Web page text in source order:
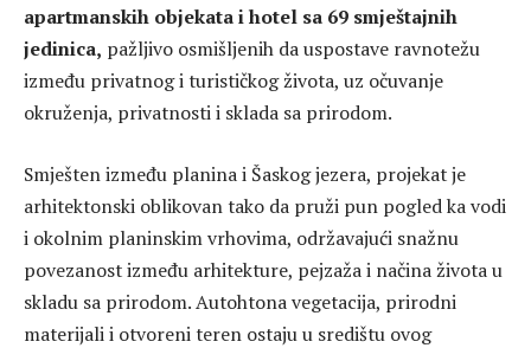
apartmanskih objekata i hotel sa 69 smještajnih
jedinica, pažljivo osmišljenih da uspostave ravnotežu
između privatnog i turističkog života, uz očuvanje
okruženja, privatnosti i sklada sa prirodom.
Smješten između planina i Šaskog jezera, projekat je
arhitektonski oblikovan tako da pruži pun pogled ka vodi
i okolnim planinskim vrhovima, održavajući snažnu
povezanost između arhitekture, pejzaža i načina života u
skladu sa prirodom. Autohtona vegetacija, prirodni
materijali i otvoreni teren ostaju u središtu ovog